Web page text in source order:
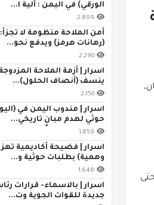
وحتى
الورقي) في اليمن : آلية ا...
2,899
أمن الملاحة منظومة لا
(رهانات هرمز) ويدفع نحو...
2,290
اسرار | أزمة الملاحة
ينسف (أنصاف الحلول)...
2,150
اسرار | مندوب اليمن في
حوثي لهدم مبانٍ تاريخي...
1,859
اسرار | فضيحة أكاديمية
وهمية) بطلبات حوثية و...
1,648
اسرار | بالاسماء- قرارات
جديدة للقوات الجوية وت...